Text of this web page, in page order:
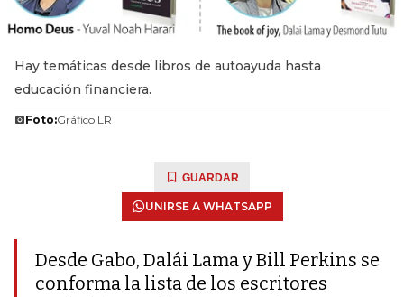
Hay temáticas desde libros de autoayuda hasta
educación financiera.
Foto:Gráfico LR
GUARDAR
UNIRSE A WHATSAPP
Desde Gabo, Dalái Lama y Bill Perkins se
conforma la lista de los escritores